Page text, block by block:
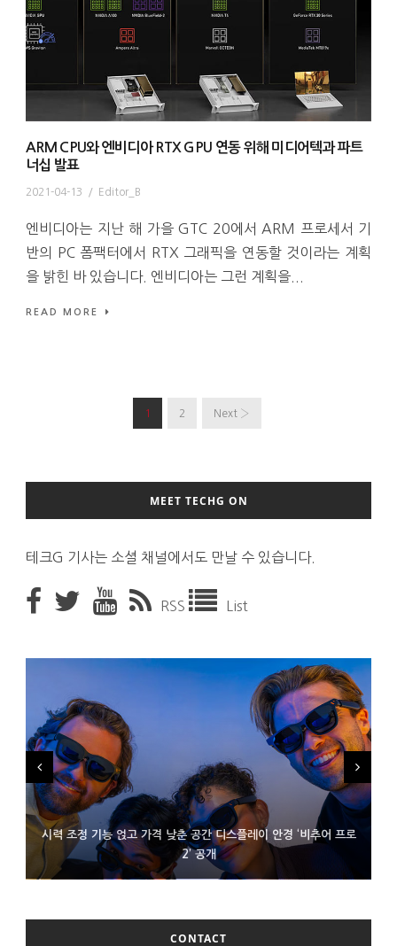
ARM CPU와 엔비디아 RTX GPU 연동 위해 미디어텍과 파트
너십 발표
2021-04-13 / Editor_B
엔비디아는 지난 해 가을 GTC 20에서 ARM 프로세서 기
반의 PC 폼팩터에서 RTX 그래픽을 연동할 것이라는 계획
을 밝힌 바 있습니다. 엔비디아는 그런 계획을...
READ MORE
1 2 Next ›
MEET TECHG ON
테크G 기사는 소셜 채널에서도 만날 수 있습니다.
RSS List
시력 조정 기능 얹고 가격 낮춘 공간 디스플레이 안경 ‘비추어 프로
2’ 공개
D램 부족에 10억달러어치 아이폰18 프로세서 패키징 대기 중
300~400달러 반지형 스피커 준비하는 오픈AI
CONTACT